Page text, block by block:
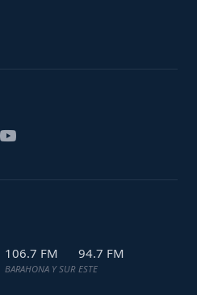
106.7 FM
BARAHONA Y SUR
94.7 FM
ESTE